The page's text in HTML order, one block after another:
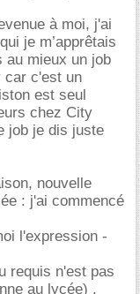
à moi, j'ai
je m’apprêtais
au mieux un job
car c'est un
est seul
chez City
job je dis juste
nouvelle
: j'ai commencé
l'expression -
requis n'est pas
au lycée) ,